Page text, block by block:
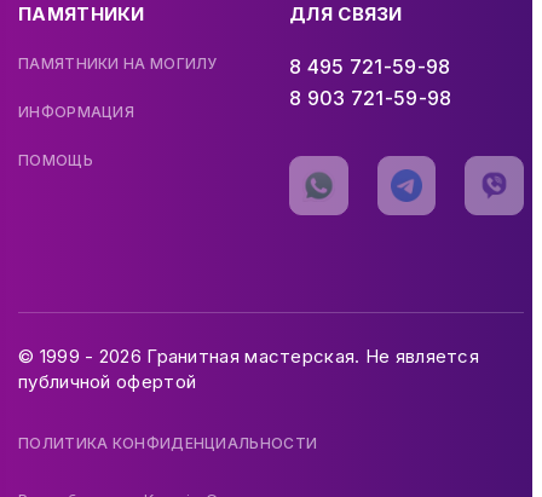
ПАМЯТНИКИ
ПАМЯТНИКИ НА МОГИЛУ
ИНФОРМАЦИЯ
ПОМОЩЬ
ДЛЯ СВЯЗИ
8 495 721-59-98
8 903 721-59-98
© 1999 - 2026 Гранитная мастерская. Не является
публичной офертой
ПОЛИТИКА КОНФИДЕНЦИАЛЬНОСТИ